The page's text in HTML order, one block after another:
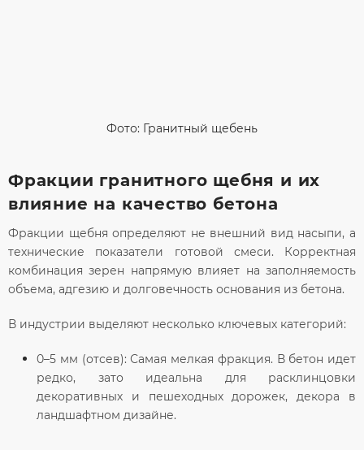
Фото: Гранитный щебень
Фракции гранитного щебня и их
влияние на качество бетона
Фракции щебня определяют не внешний вид насыпи, а
технические показатели готовой смеси. Корректная
комбинация зерен напрямую влияет на заполняемость
объема, адгезию и долговечность основания из бетона.
В индустрии выделяют несколько ключевых категорий:
0–5 мм (отсев): Самая мелкая фракция. В бетон идет
редко, зато идеальна для расклинцовки
декоративных и пешеходных дорожек, декора в
ландшафтном дизайне.